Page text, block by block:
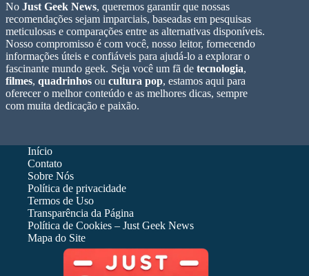
No Just Geek News, queremos garantir que nossas
recomendações sejam imparciais, baseadas em pesquisas
meticulosas e comparações entre as alternativas disponíveis.
Nosso compromisso é com você, nosso leitor, fornecendo
informações úteis e confiáveis para ajudá-lo a explorar o
fascinante mundo geek. Seja você um fã de tecnologia,
filmes, quadrinhos ou cultura pop, estamos aqui para
oferecer o melhor conteúdo e as melhores dicas, sempre
com muita dedicação e paixão.
Início
Contato
Sobre Nós
Política de privacidade
Termos de Uso
Transparência da Página
Política de Cookies – Just Geek News
Mapa do Site